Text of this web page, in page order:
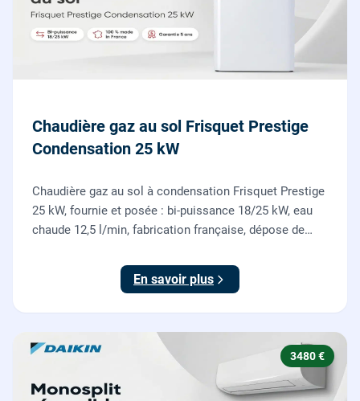
Chaudière gaz au sol Frisquet Prestige
Condensation 25 kW
Chaudière gaz au sol à condensation Frisquet Prestige
25 kW, fournie et posée : bi-puissance 18/25 kW, eau
chaude 12,5 l/min, fabrication française, dépose de
En savoir plus
3480 €